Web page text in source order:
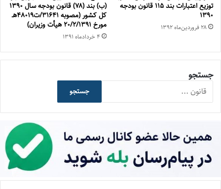
توزیع اعتبارات بند ۱۱۵ قانون بودجه
۱۳۹۰
۲۸ فروردین‌ماه ۱۳۹۲
(ب) بند (۷۸) قانون بودجه سال ۱۳۹۰
کل کشور (مصوبه ۳۱۶۴۱/ت۴۸۰۱۹هـ
مورخ ۲۰/۲/۱۳۹۱ هیأت وزیران)
۴ خرداد‌ماه ۱۳۹۱
جستجو
جستجو